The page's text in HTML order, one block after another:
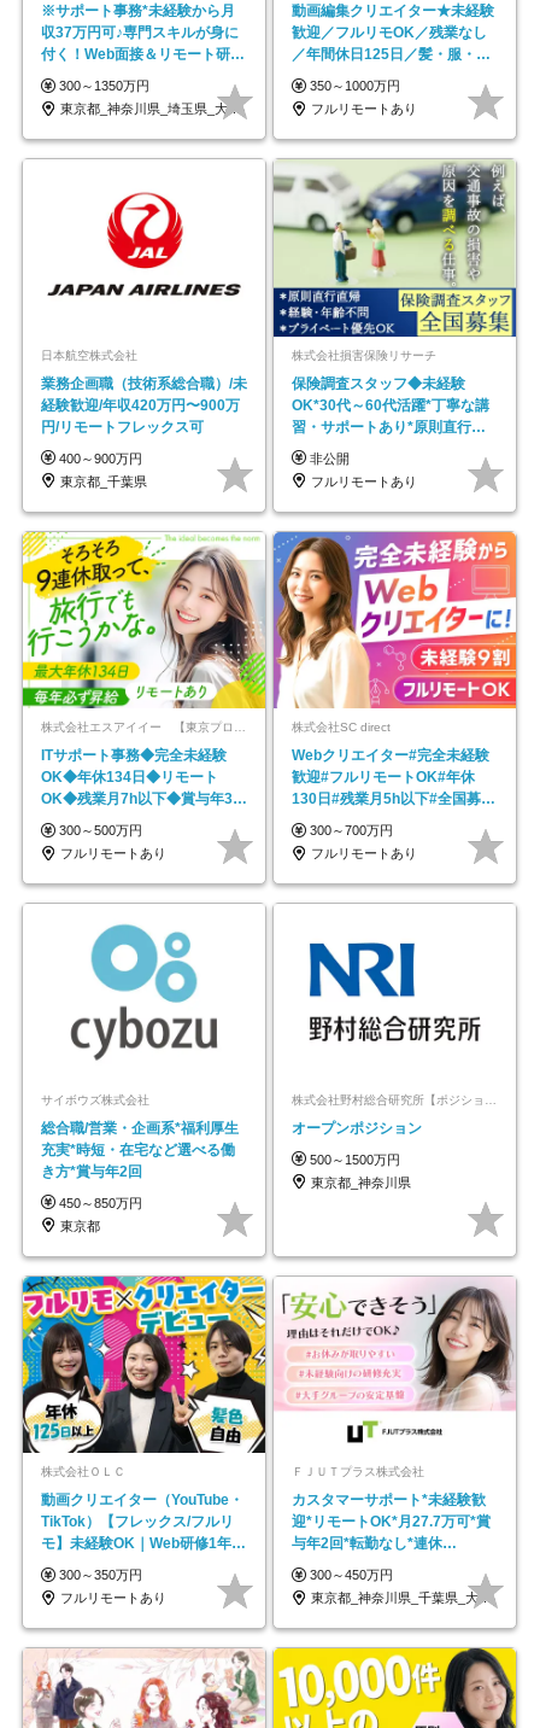
※サポート事務*未経験から月
収37万円可♪専門スキルが身に
付く！Web面接＆リモート研修
も充実♪/a
300～1350万円
東京都_神奈川県_埼玉県_大阪府_愛知県…
動画編集クリエイター★未経験
歓迎／フルリモOK／残業なし
／年間休日125日／髪・服・ネ
イル自由／研修充実で安心
350～1000万円
フルリモートあり
日本航空株式会社
業務企画職（技術系総合職）/未
経験歓迎/年収420万円〜900万
円/リモートフレックス可
400～900万円
東京都_千葉県
株式会社損害保険リサーチ
保険調査スタッフ◆未経験
OK*30代～60代活躍*丁寧な講
習・サポートあり*原則直行直
帰／全国募集・業務委託
非公開
フルリモートあり
ITサポート事務◆完全未経験
OK◆年休134日◆リモート
OK◆残業月7h以下◆賞与年3回
◆5年目まで必ず昇給
300～500万円
フルリモートあり
株式会社SC direct
Webクリエイター#完全未経験
歓迎#フルリモートOK#年休
130日#残業月5h以下#全国募集
#最大1年の研修
300～700万円
フルリモートあり
サイボウズ株式会社
総合職/営業・企画系*福利厚生
充実*時短・在宅など選べる働
き方*賞与年2回
450～850万円
東京都
オープンポジション
500～1500万円
東京都_神奈川県
株式会社ＯＬＣ
動画クリエイター（YouTube・
TikTok）【フレックス/フルリ
モ】未経験OK｜Web研修1年間
｜副業OK
300～350万円
フルリモートあり
ＦＪＵＴプラス株式会社
カスタマーサポート*未経験歓
迎*リモートOK*月27.7万可*賞
与年2回*転勤なし*連休
OK/ZE010232
300～450万円
東京都_神奈川県_千葉県_大阪府_愛知県…